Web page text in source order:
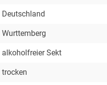
Deutschland
Wurttemberg
alkoholfreier Sekt
trocken